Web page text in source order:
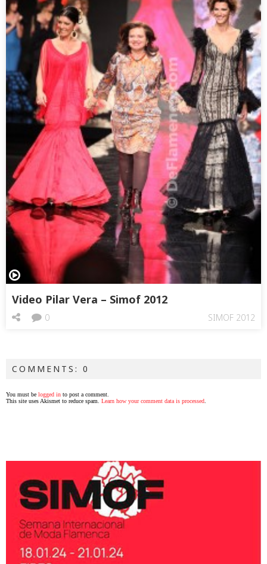
Video Pilar Vera – Simof 2012
SIMOF 2012
0
COMMENTS: 0
You must be logged in to post a comment.
This site uses Akismet to reduce spam. Learn how your comment data is processed